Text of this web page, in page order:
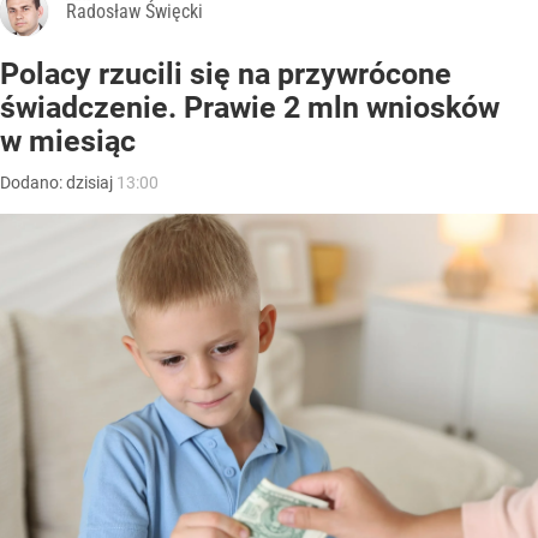
Radosław Święcki
Polacy rzucili się na przywrócone
świadczenie. Prawie 2 mln wniosków
w miesiąc
Dodano:dzisiaj 13:00